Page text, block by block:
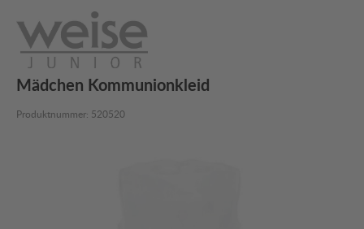
Mädchen Kommunionkleid
Produktnummer: 520520